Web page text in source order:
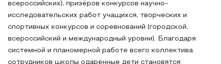
всероссийских), призёров конкурсов научно-
исследовательских работ учащихся, творческих и
спортивных конкурсов и соревнований (городской,
всероссийский и международный уровни). Благодаря
системной и планомерной работе всего коллектива
сотрудников школы одарённые дети становятся